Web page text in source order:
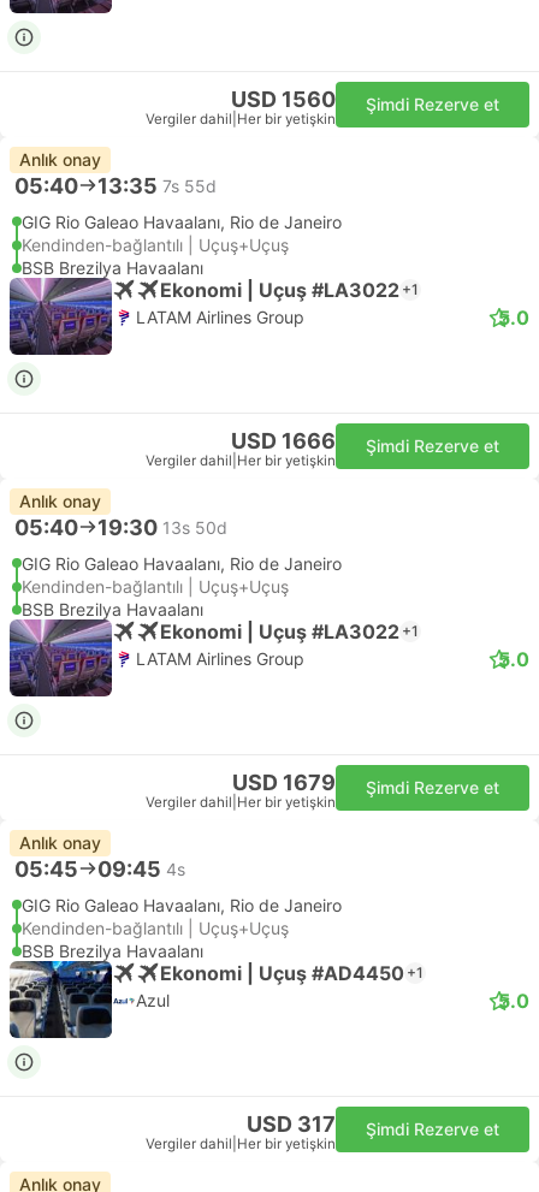
USD 1560
Vergiler dahil Her bir yetişkin
Şimdi Rezerve et
Anlık onay
05:40 13:35 7s 55d
GIG Rio Galeao Havaalanı, Rio de Janeiro
Kendinden-bağlantılı | Uçuş+Uçuş
BSB Brezilya Havaalanı
Ekonomi | Uçuş #LA3022 +1
LATAM Airlines Group 5.0
USD 1666
Vergiler dahil Her bir yetişkin
Şimdi Rezerve et
Anlık onay
05:40 19:30 13s 50d
GIG Rio Galeao Havaalanı, Rio de Janeiro
Kendinden-bağlantılı | Uçuş+Uçuş
BSB Brezilya Havaalanı
Ekonomi | Uçuş #LA3022 +1
LATAM Airlines Group 5.0
USD 1679
Vergiler dahil Her bir yetişkin
Şimdi Rezerve et
Anlık onay
05:45 09:45 4s
GIG Rio Galeao Havaalanı, Rio de Janeiro
Kendinden-bağlantılı | Uçuş+Uçuş
BSB Brezilya Havaalanı
Ekonomi | Uçuş #AD4450 +1
Azul 5.0
USD 317
Vergiler dahil Her bir yetişkin
Şimdi Rezerve et
Anlık onay